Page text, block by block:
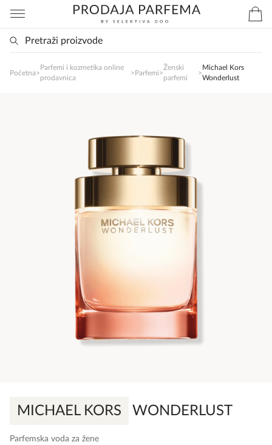
Početna>
Parfemi i kozmetika online
prodavnica
>Parfemi>
Ženski
parfemi
>
Michael Kors
Wonderlust
MICHAEL KORS WONDERLUST
Parfemska voda za žene
SlađanAi Asistent
poručite svoj omiljeni parfem danas ali i za
sva ostala pitanja?